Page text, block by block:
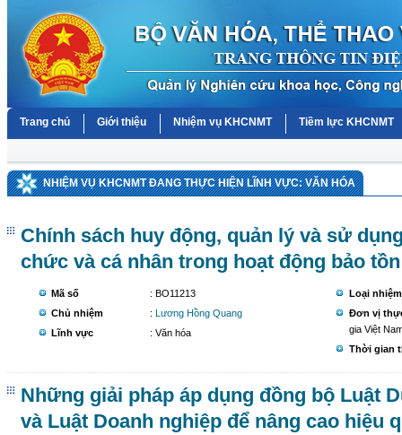
Trang chủ Giới thiệu Nhiệm vụ KHCNMT Tiềm lực KHCNMT
NHIỆM VỤ KHCNMT ĐANG THỰC HIỆN LĨNH VỰC: VĂN HÓA
Chính sách huy động, quản lý và sử
chức và cá nhân trong hoạt động bảo
Mã số
: BO11213
Chủ nhiệm
:
Lương Hồng Quang
Lĩnh vực
: Văn hóa
Loại
Đơn vị
gia Việt
Thời gian
Những giải pháp áp dụng đồng bộ Luật
và Luật Doanh nghiệp để nâng cao hiệu